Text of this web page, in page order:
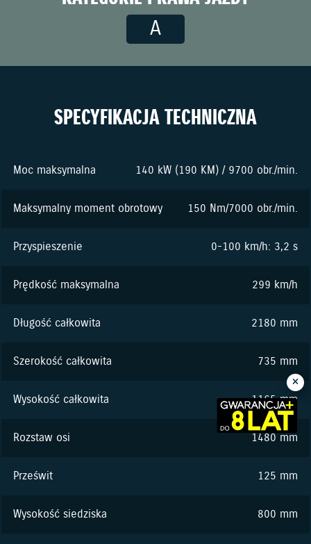
A
SPECYFIKACJA TECHNICZNA
Moc maksymalna 140 kW (190 KM) / 9700 obr./min.
Maksymalny moment obrotowy 150 Nm/7000 obr./min.
Przyspieszenie 0-100 km/h: 3,2 s
Prędkość maksymalna 299 km/h
Długość całkowita 2180 mm
Szerokość całkowita 735 mm
Wysokość całkowita 1165 mm
Rozstaw osi 1480 mm
Prześwit 125 mm
Wysokość siedziska 800 mm